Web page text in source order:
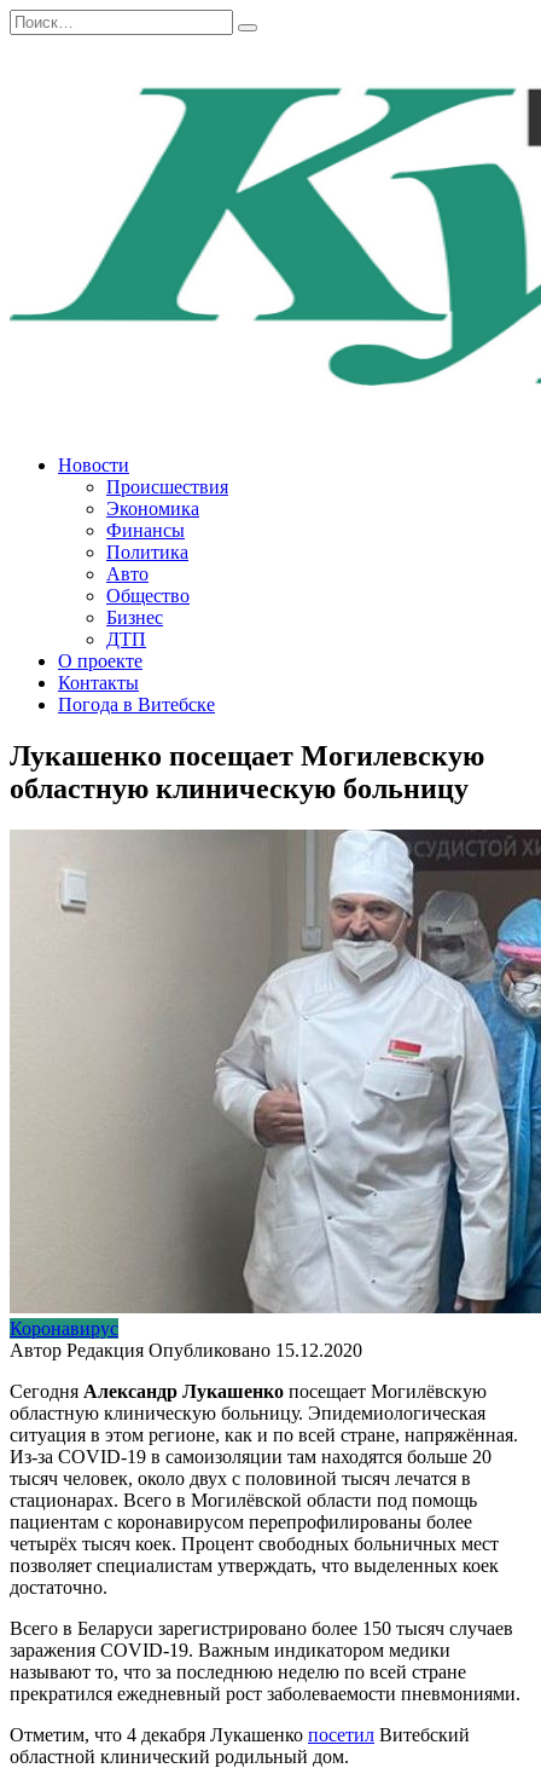
Перейти
к
Search
for:
Новости
Происшествия
Экономика
Финансы
Политика
Авто
Общество
Бизнес
ДТП
О проекте
Контакты
Погода в Витебске
Лукашенко посещает Могилевскую
областную клиническую больницу
Коронавирус
Автор Редакция Опубликовано 15.12.2020
Сегодня Александр Лукашенко посещает Могилёвскую
областную клиническую больницу. Эпидемиологическая
ситуация в этом регионе, как и по всей стране, напряжённая.
Из-за COVID-19 в самоизоляции там находятся больше 20
тысяч человек, около двух с половиной тысяч лечатся в
стационарах. Всего в Могилёвской области под помощь
пациентам с коронавирусом перепрофилированы более
четырёх тысяч коек. Процент свободных больничных мест
позволяет специалистам утверждать, что выделенных коек
достаточно.
Всего в Беларуси зарегистрировано более 150 тысяч случаев
заражения COVID-19. Важным индикатором медики
называют то, что за последнюю неделю по всей стране
прекратился ежедневный рост заболеваемости пневмониями.
Отметим, что 4 декабря Лукашенко посетил Витебский
областной клинический родильный дом.